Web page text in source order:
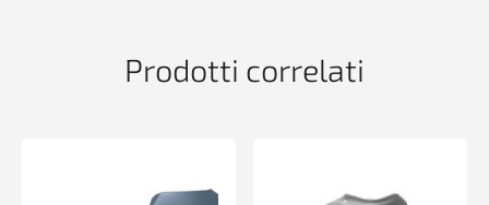
Prodotti correlati